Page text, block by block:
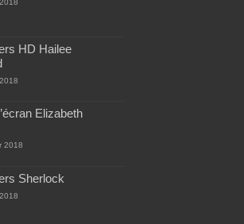
HD Hailee
Elizabeth
2018
Sherlock